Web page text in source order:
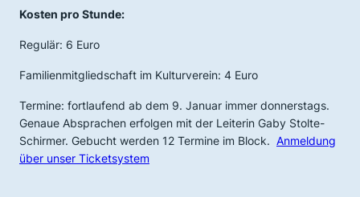
Kosten pro Stunde:
Regulär: 6 Euro
Familienmitgliedschaft im Kulturverein: 4 Euro
Termine: fortlaufend ab dem 9. Januar immer donnerstags.
Genaue Absprachen erfolgen mit der Leiterin Gaby Stolte-
Schirmer. Gebucht werden 12 Termine im Block. Anmeldung
über unser Ticketsystem